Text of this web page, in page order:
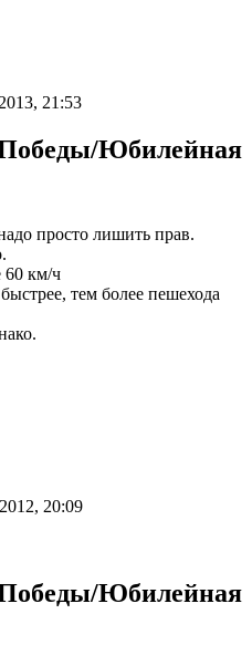
21:53
Юбилейная
просто лишить прав.
60 км/ч
тем более пешехода
20:09
Юбилейная